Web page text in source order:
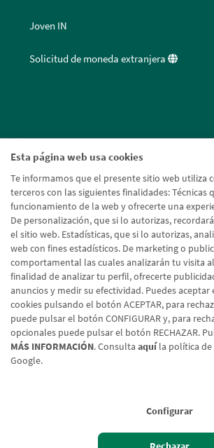
Esta página web usa cookies
Te informamos que el presente sitio web utiliza
terceros con las siguientes finalidades: Técnicas
funcionamiento de la web y ofrecerte una
De personalización, que si lo autorizas,
el sitio web. Estadísticas, que si lo autorizas,
web con fines estadísticos. De marketing o
comportamental las cuales analizarán tu visita
finalidad de analizar tu perfil, ofrecerte
anuncios y medir su efectividad. Puedes aceptar
cookies pulsando el botón ACEPTAR, para
puede pulsar el botón CONFIGURAR y, para
opcionales puede pulsar el botón RECHAZAR.
MÁS INFORMACIÓN. Consulta aquíla política
Google.
Configurar
Joven IN
Solicitud de moneda extranjera
Aviso legal